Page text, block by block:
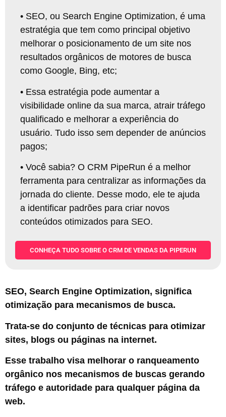
• SEO, ou Search Engine Optimization, é uma
estratégia que tem como principal objetivo
melhorar o posicionamento de um site nos
resultados orgânicos de motores de busca
como Google, Bing, etc;
• Essa estratégia pode aumentar a
visibilidade online da sua marca, atrair tráfego
qualificado e melhorar a experiência do
usuário. Tudo isso sem depender de anúncios
pagos;
• Você sabia? O CRM PipeRun é a melhor
ferramenta para centralizar as informações da
jornada do cliente. Desse modo, ele te ajuda
a identificar padrões para criar novos
conteúdos otimizados para SEO.
CONHEÇA TUDO SOBRE O CRM DE VENDAS DA PIPERUN
SEO, Search Engine Optimization, significa
otimização para mecanismos de busca.
Trata-se do conjunto de técnicas para otimizar
sites, blogs ou páginas na internet.
Esse trabalho visa melhorar o ranqueamento
orgânico nos mecanismos de buscas gerando
tráfego e autoridade para qualquer página da
web.